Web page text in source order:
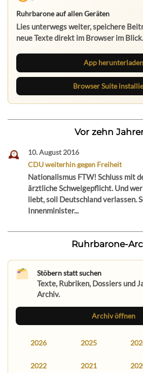
Ruhrbarone auf allen Geräten
Lies unterwegs weiter, speichere
neue Texte direkt im Browser im Blick.
App herunterladen
Browser Suite
Vor zehn
10. August 2016
CDU weiterhin gegen Freiheit
Nationalismus FTW! Schluss mit
ärztliche Schweigepflicht. Und
liebt, soll Deutschland verlassen.
Innenminister...
Ruhrbarone-
Stöbern statt suchen
Texte, Rubriken, Dossiers und
Archiv.
Archiv öffnen
2026 2025
2022 2021